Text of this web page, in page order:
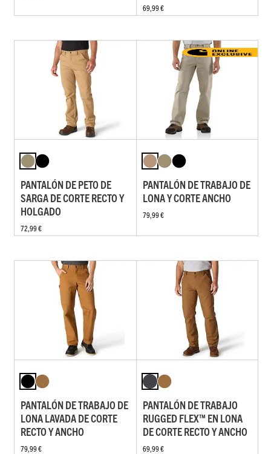
69,99 €
PANTALÓN DE PETO DE
SARGA DE CORTE RECTO Y
HOLGADO
72,99 €
PANTALÓN DE TRABAJO DE
LONA Y CORTE ANCHO
79,99 €
PANTALÓN DE TRABAJO DE
LONA LAVADA DE CORTE
RECTO Y ANCHO
79,99 €
PANTALÓN DE TRABAJO
RUGGED FLEX™ EN LONA
DE CORTE RECTO Y ANCHO
69,99 €